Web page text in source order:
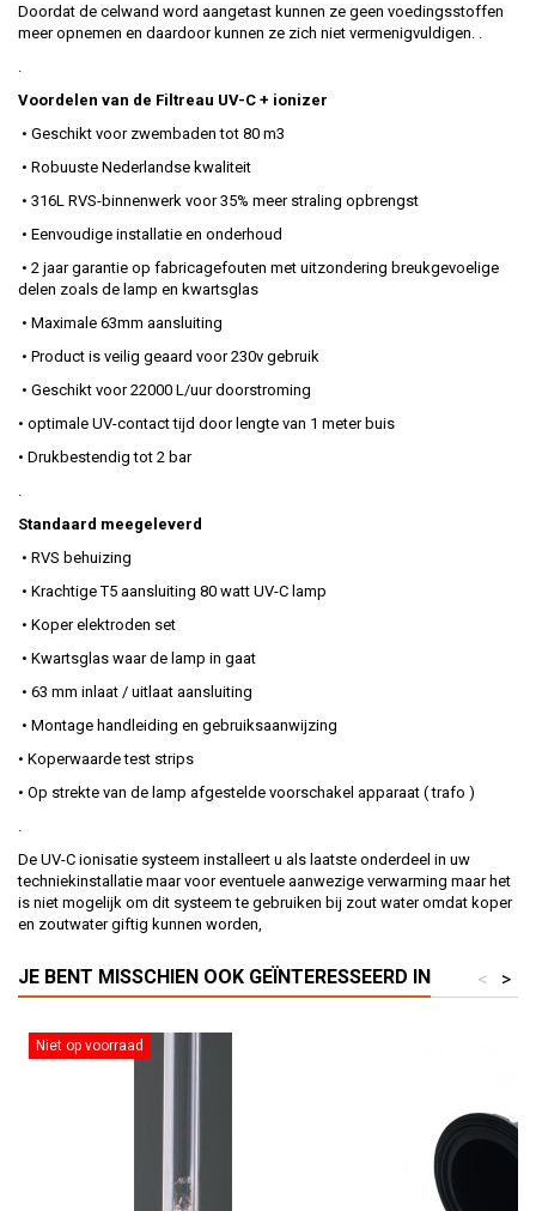
Doordat de celwand word aangetast kunnen ze geen voedingsstoffen
meer opnemen en daardoor kunnen ze zich niet vermenigvuldigen. .
Voordelen van de Filtreau UV-C + ionizer
• Geschikt voor zwembaden tot 80 m3
• Robuuste Nederlandse kwaliteit
• 316L RVS-binnenwerk voor 35% meer straling opbrengst
• Eenvoudige installatie en onderhoud
• 2 jaar garantie op fabricagefouten met uitzondering breukgevoelige
delen zoals de lamp en kwartsglas
• Maximale 63mm aansluiting
• Product is veilig geaard voor 230v gebruik
• Geschikt voor 22000 L/uur doorstroming
• optimale UV-contact tijd door lengte van 1 meter buis
• Drukbestendig tot 2 bar
Standaard meegeleverd
• RVS behuizing
• Krachtige T5 aansluiting 80 watt UV-C lamp
• Koper elektroden set
• Kwartsglas waar de lamp in gaat
• 63 mm inlaat / uitlaat aansluiting
• Montage handleiding en gebruiksaanwijzing
• Koperwaarde test strips
• Op strekte van de lamp afgestelde voorschakel apparaat ( trafo )
De UV-C ionisatie systeem installeert u als laatste onderdeel in uw
techniekinstallatie maar voor eventuele aanwezige verwarming maar het
is niet mogelijk om dit systeem te gebruiken bij zout water omdat koper
en zoutwater giftig kunnen worden,
JE BENT MISSCHIEN OOK GEÏNTERESSEERD IN >
<
Niet op voorraad